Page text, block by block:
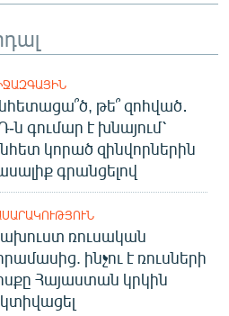
թե՞ զոհված․
ն գումար է խնայում՝
կորած զինվորներին
գրանցելով
ռուսական
ինչու է ռուսների
Հայաստան կրկին